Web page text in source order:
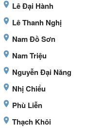
Lê Đại Hành
Lê Thanh Nghị
Nam Đồ Sơn
Nam Triệu
Nguyễn Đại Năng
Nhị Chiểu
Phù Liễn
Thạch Khôi